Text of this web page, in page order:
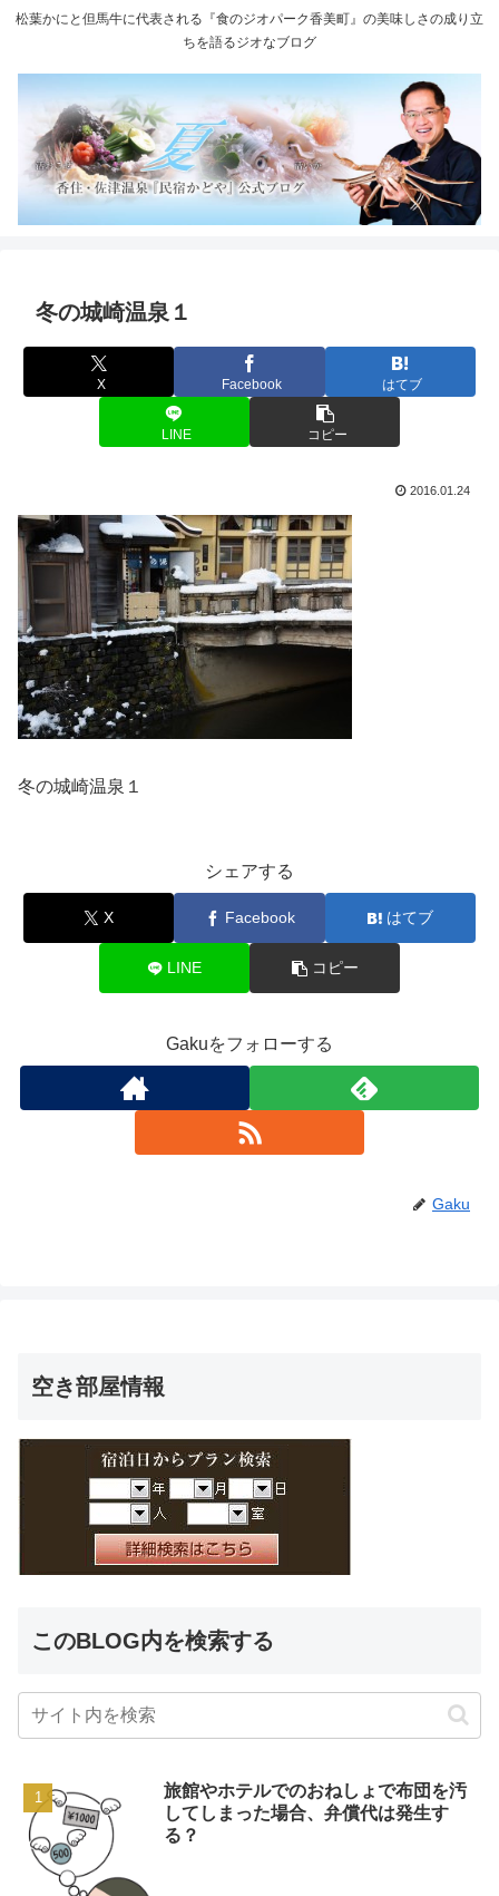
松葉かにと但馬牛に代表される『食のジオパーク香美町』の美味しさの成り立
ちを語るジオなブログ
冬の城崎温泉１
X Facebook はてブ
LINE コピー
2016.01.24
冬の城崎温泉１
シェアする
X Facebook はてブ
LINE コピー
Gakuをフォローする
Gaku
空き部屋情報
このBLOG内を検索する
旅館やホテルでのおねしょで布団を汚
してしまった場合、弁償代は発生す
る？